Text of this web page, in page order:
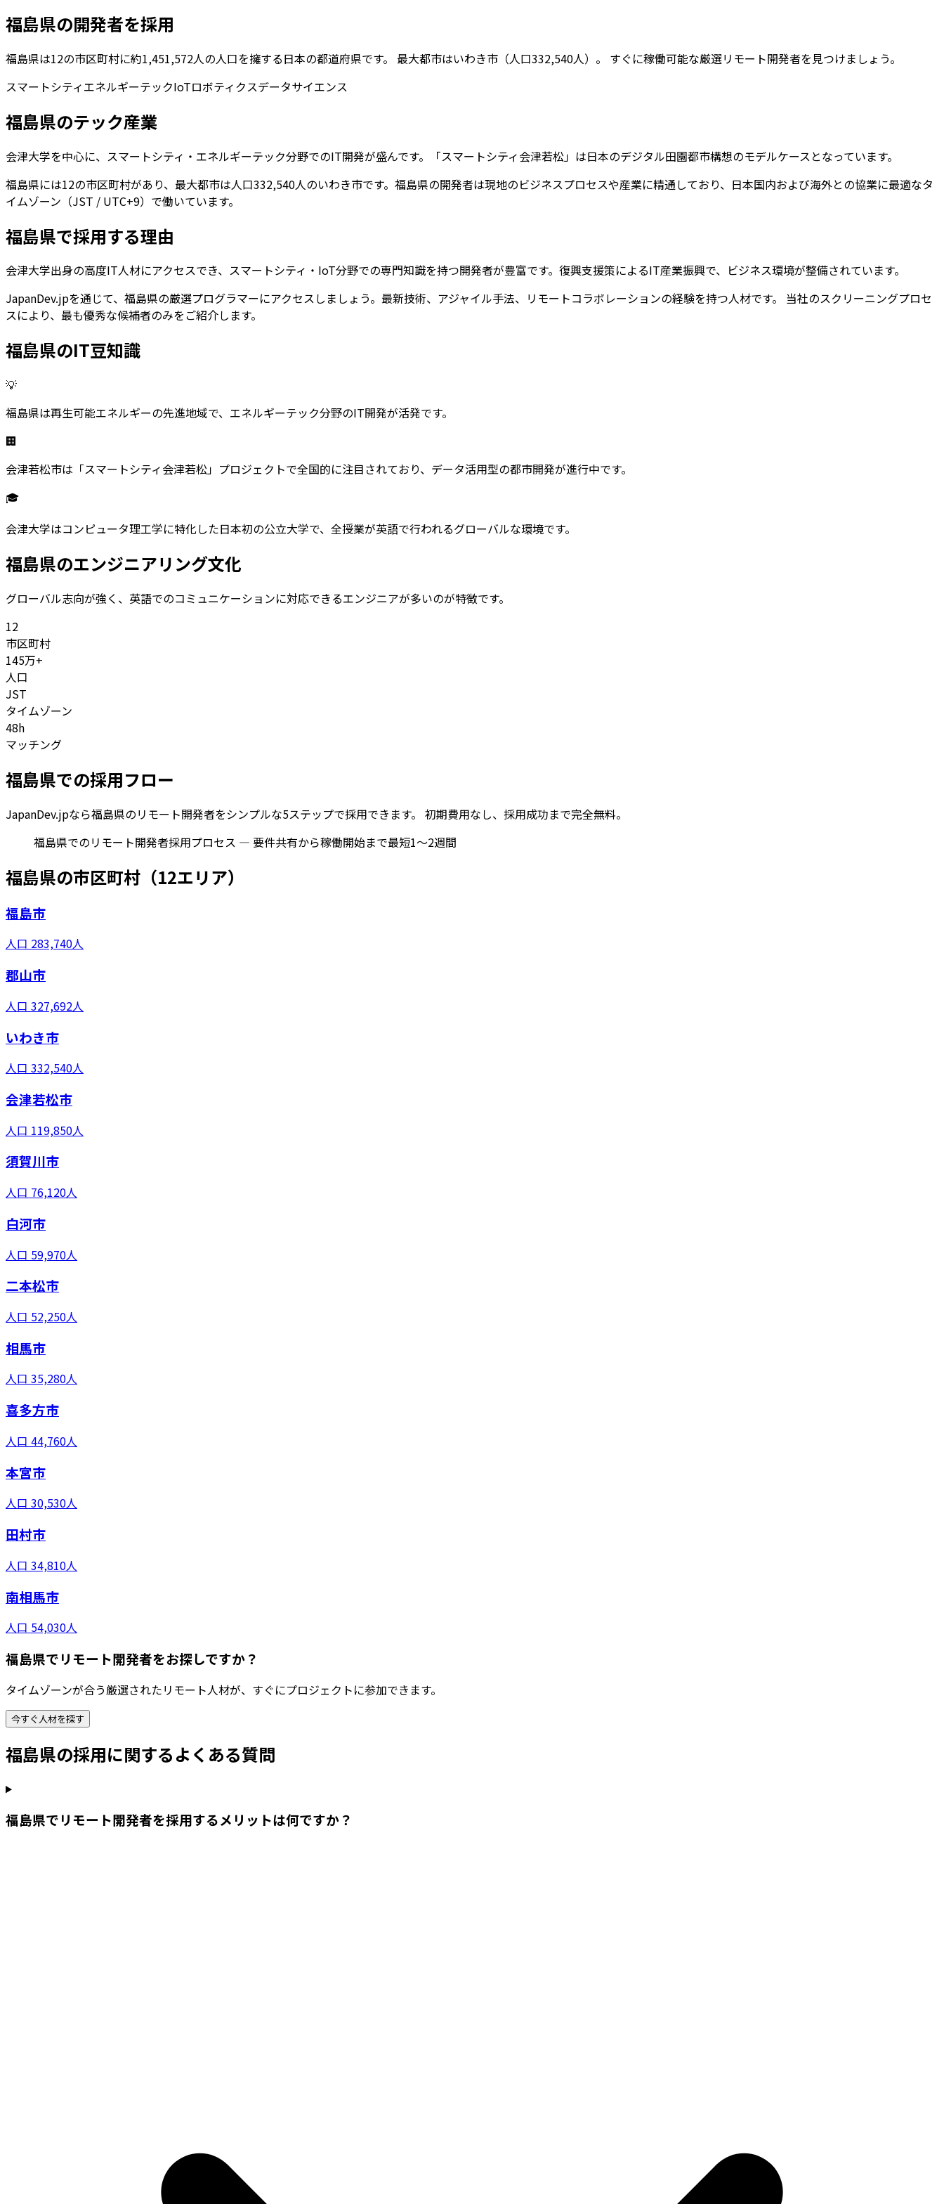
福島県の開発者を採用
福島県は12の市区町村に約1,451,572人の人口を擁する日本の都道府県です。 最大都市はいわき市 （人口332,540人）。 すぐに稼働可能な厳選リモート開発者を見つけましょう。
スマートシティエネルギーテックIoTロボティクスデータサイエンス
福島県のテック産業
会津大学を中心に、スマートシティ・エネルギーテック分野でのIT開発が盛んです。「スマートシティ会津若松」は日本のデジタル田園都市構想のモデルケースとなっています。
福島県には12の市区町村があり、最大都市は人口332,540人のいわき市です。 福島県の開発者は現地のビジネスプロセスや産業に精通しており、日本国内および海外との協業に最適なタ
イムゾーン（JST / UTC+9）で働いています。
福島県で採用する理由
会津大学出身の高度IT人材にアクセスでき、スマートシティ・IoT分野での専門知識を持つ開発者が豊富です。復興支援策によるIT産業振興で、ビジネス環境が整備されています。
JapanDev.jpを通じて、 福島県の厳選プログラマーにアクセスしましょう。最新技術、アジャイル手法、リモートコラボレーションの経験を持つ人材です。 当社のスクリーニングプロセ
スにより、最も優秀な候補者のみをご紹介します。
福島県のIT豆知識
💡
福島県は再生可能エネルギーの先進地域で、エネルギーテック分野のIT開発が活発です。
🏢
会津若松市は「スマートシティ会津若松」プロジェクトで全国的に注目されており、データ活用型の都市開発が進行中です。
🎓
会津大学はコンピュータ理工学に特化した日本初の公立大学で、全授業が英語で行われるグローバルな環境です。
福島県のエンジニアリング文化
グローバル志向が強く、英語でのコミュニケーションに対応できるエンジニアが多いのが特徴です。
12
市区町村
145万+
人口
JST
タイムゾーン
48h
マッチング
福島県での採用フロー
JapanDev.jpなら福島県のリモート開発者をシンプルな5ステップで採用できます。 初期費用なし、採用成功まで完全無料。
福島県でのリモート開発者採用プロセス — 要件共有から稼働開始まで最短1〜2週間
福島県の市区町村（12エリア）
福島市
人口 283,740人
郡山市
人口 327,692人
いわき市
人口 332,540人
会津若松市
人口 119,850人
須賀川市
人口 76,120人
白河市
人口 59,970人
二本松市
人口 52,250人
相馬市
人口 35,280人
喜多方市
人口 44,760人
本宮市
人口 30,530人
田村市
人口 34,810人
南相馬市
人口 54,030人
福島県でリモート開発者をお探しですか？
タイムゾーンが合う厳選されたリモート人材が、すぐにプロジェクトに参加できます。
今すぐ人材を探す
福島県の採用に関するよくある質問
福島県でリモート開発者を採用するメリットは何ですか？